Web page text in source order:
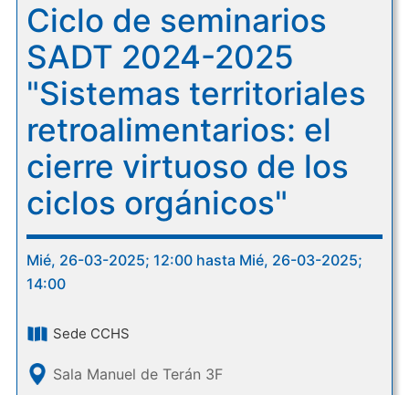
Ciclo de seminarios
SADT 2024-2025
"Sistemas territoriales
retroalimentarios: el
cierre virtuoso de los
ciclos orgánicos"
Mié, 26-03-2025; 12:00 hasta Mié, 26-03-2025;
14:00
Sede CCHS
Sala Manuel de Terán 3F